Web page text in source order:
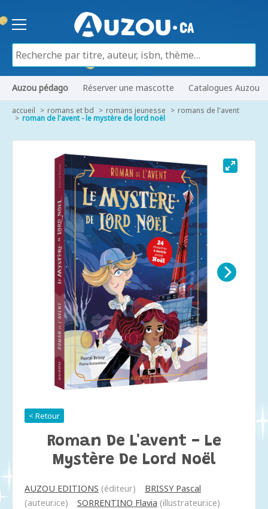
Auzou pédago Réserver une mascotte Catalogues Auzou
accueil romans et bd romans jeunesse romans de l'avent
roman de l'avent - le mystère de lord noël
< Retour
Roman De L'avent - Le
Mystère De Lord Noël
AUZOU EDITIONS (éditeur)
BRISSY Pascal
(auteur.ice)
SORRENTINO Flavia (illustrateur.ice)